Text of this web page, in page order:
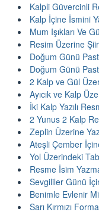
Kalpli Güvercinli
Kalp İçine İsmini
Mum Işıkları Ve
Resim Üzerine
Doğum Günü
Doğum Günü
2 Kalp ve Gül
Ayıcık ve Kalp
İki Kalp Yazılı
2 Yunus 2 Kalp
Zeplin Üzerine
Ateşli Çember
Yol Üzerindeki
Resme İsim
Sevgililer Günü
Benimle Evlenir
Sarı Kırmızı